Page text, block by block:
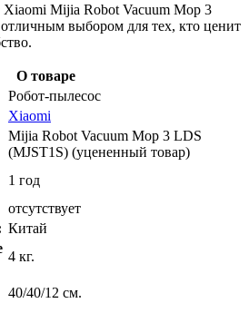
Mijia Robot Vacuum Mop 3
выбором для тех, кто ценит
О товаре
Робот-пылесос
Xiaomi
Mijia Robot Vacuum Mop 3 LDS
(MJST1S) (уцененный товар)
1 год
отсутствует
Китай
4 кг.
40/40/12 см.